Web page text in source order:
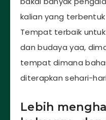
kalian yang
Tempat terbaik
dan budaya yaa,
tempat dimana
diterapkan sehari-
Lebih